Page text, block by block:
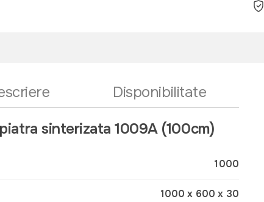
Disponibilitate
sinterizata 1009A (100cm)
1000
1000 x 600 x 30